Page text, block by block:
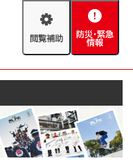
閲
助
防
緊
情
報
AED設置箇所